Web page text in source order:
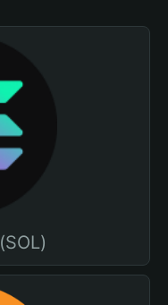
محفظة سولانا (SOL)